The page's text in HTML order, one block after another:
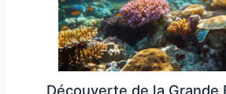
Découverte de la Grande